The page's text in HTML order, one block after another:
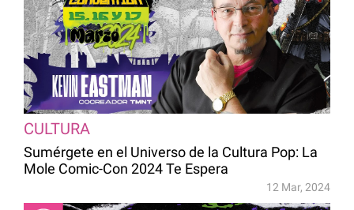
CULTURA
Sumérgete en el Universo de la Cultura Pop: La
Mole Comic-Con 2024 Te Espera
12 Mar, 2024